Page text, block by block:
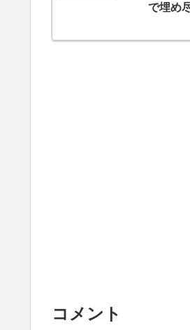
で埋め
コメント